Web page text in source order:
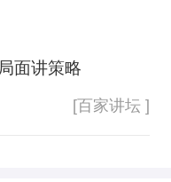
面讲策略
[百家讲坛 ]